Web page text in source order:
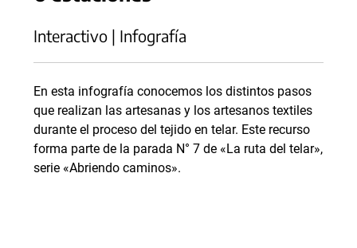
Interactivo | Infografía
En esta infografía conocemos los distintos pasos
que realizan las artesanas y los artesanos textiles
durante el proceso del tejido en telar. Este recurso
forma parte de la parada N° 7 de «La ruta del telar»,
serie «Abriendo caminos».